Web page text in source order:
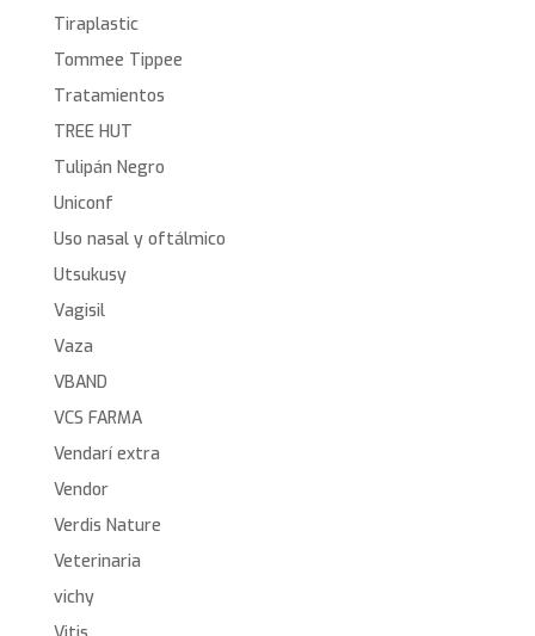
Tiraplastic
Tommee Tippee
Tratamientos
TREE HUT
Tulipán Negro
Uniconf
Uso nasal y oftálmico
Utsukusy
Vagisil
Vaza
VBAND
VCS FARMA
Vendarí extra
Vendor
Verdis Nature
Veterinaria
vichy